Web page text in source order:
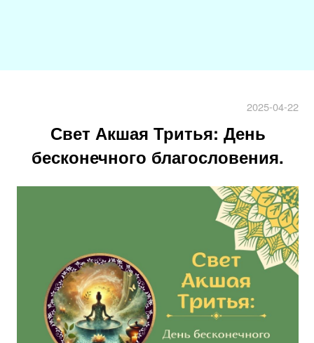
2025-04-22
Свет Акшая Тритья: День
бесконечного благословения.